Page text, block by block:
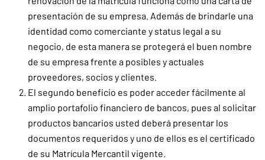
presentación de su empresa. Además de brindarle una
identidad como comerciante y status legal a su
negocio, de esta manera se protegerá el buen nombre
de su empresa frente a posibles y actuales
proveedores, socios y clientes.
El segundo beneficio es poder acceder fácilmente al
amplio portafolio financiero de bancos, pues al solicitar
productos bancarios usted deberá presentar los
documentos requeridos y uno de ellos es el certificado
de su Matrícula Mercantil vigente.